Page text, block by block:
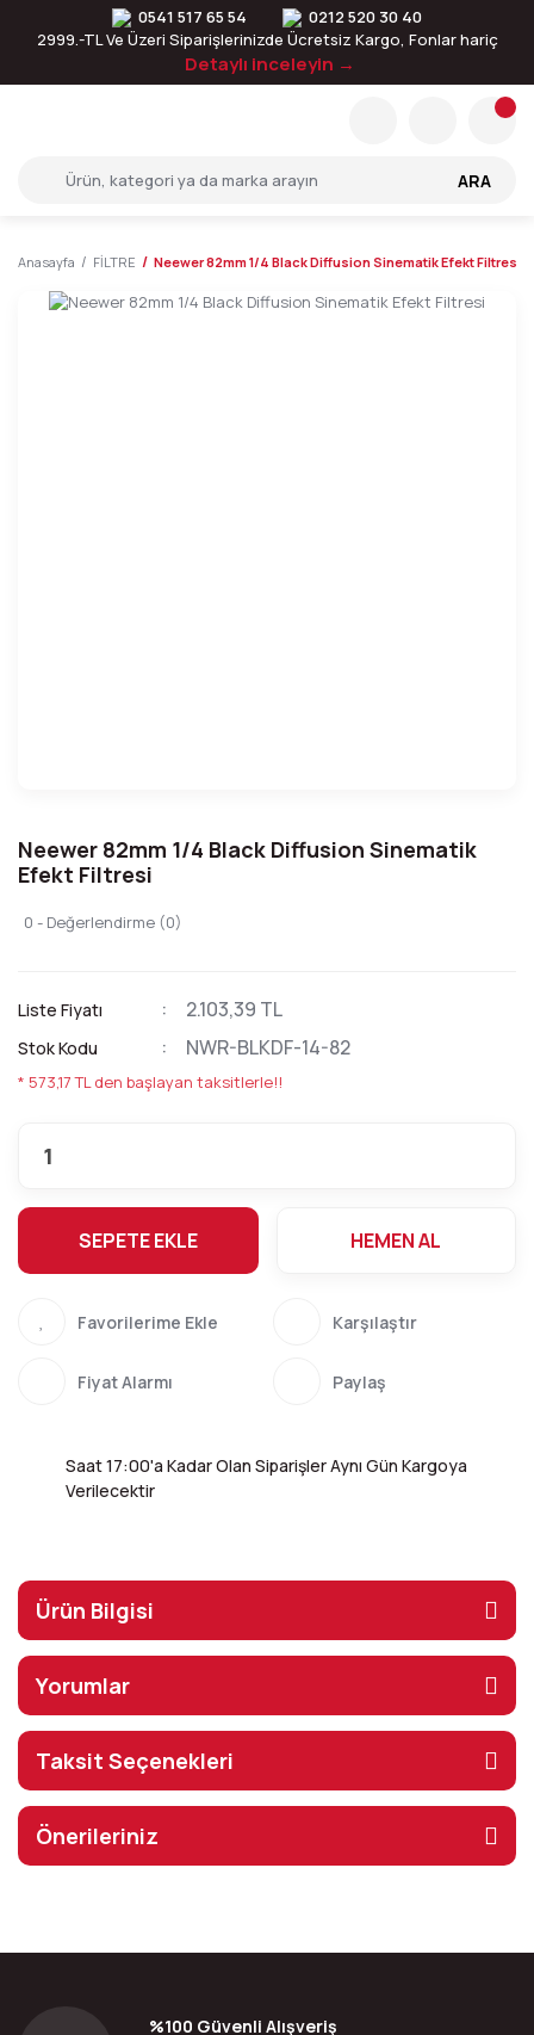
0541 517 65 54
0212 520 30 40
2999.-TL Ve Üzeri Siparişlerinizde Ücretsiz Kargo, Fonlar hariç
Detaylı inceleyin →
ARA
Anasayfa FİLTRE Neewer 82mm 1/4 Black Diffusion Sinematik Efekt Filtresi
Neewer 82mm 1/4 Black Diffusion Sinematik
Efekt Filtresi
0 - Değerlendirme (0)
Liste Fiyatı 2.103,39 TL
Stok Kodu NWR-BLKDF-14-82
* 573,17 TL den başlayan taksitlerle!!
SEPETE EKLE HEMEN AL
Karşılaştır
Fiyat Alarmı Paylaş
Saat 17:00'a Kadar Olan Siparişler Aynı Gün Kargoya
Verilecektir
Ürün Bilgisi
Yorumlar
Taksit Seçenekleri
Önerileriniz
%100 Güvenli Alışveriş